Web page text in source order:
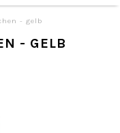
- gelb
- GELB